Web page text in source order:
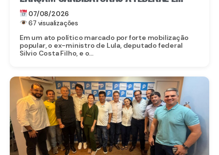
ESTADUAL EM IGARASSU COM APOIO DE
MIGUEL RICARDO
07/08/2026
67 visualizações
Em um ato político marcado por forte mobilização
popular, o ex-ministro de Lula, deputado federal
Silvio Costa Filho, e o...